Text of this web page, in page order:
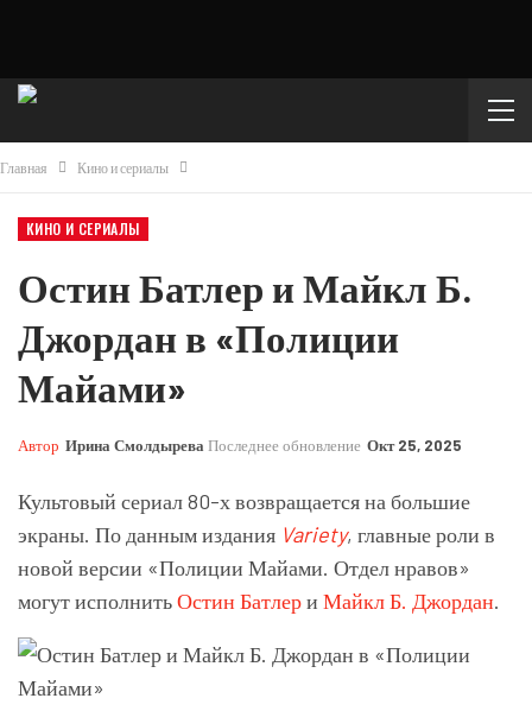
Главная Кино и сериалы
КИНО И СЕРИАЛЫ
Остин Батлер и Майкл Б.
Джордан в «Полиции
Майами»
Автор Ирина Смолдырева Последнее обновление Окт 25, 2025
Культовый сериал 80-х возвращается на большие
экраны. По данным издания Variety, главные роли в
новой версии «Полиции Майами. Отдел нравов»
могут исполнитьОстин Батлери Майкл Б. Джордан.